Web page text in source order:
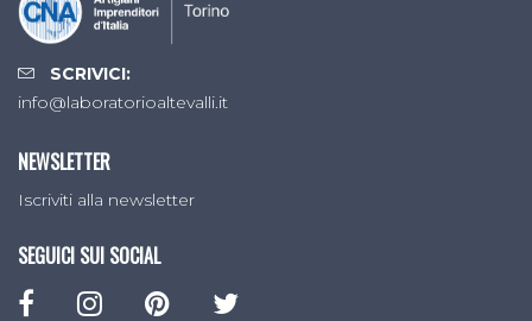
SCRIVICI:
info@laboratorioaltevalli.it
NEWSLETTER
Iscriviti alla newsletter
SEGUICI SUI SOCIAL